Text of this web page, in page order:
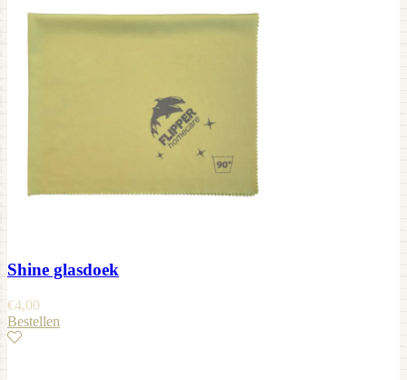
Shine glasdoek
€4,00
Bestellen